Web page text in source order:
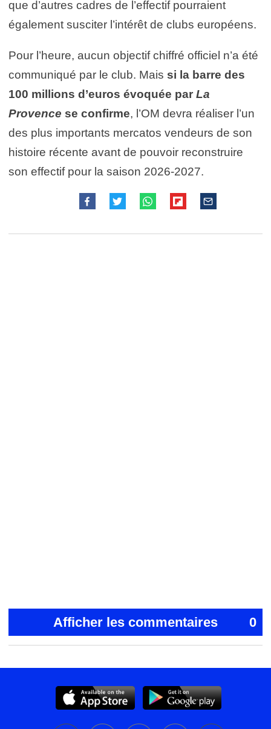
que d’autres cadres de l’effectif pourraient
également susciter l’intérêt de clubs européens.
Pour l’heure, aucun objectif chiffré officiel n’a été
communiqué par le club. Mais si la barre des
100 millions d’euros évoquée par La
Provence se confirme, l’OM devra réaliser l’un
des plus importants mercatos vendeurs de son
histoire récente avant de pouvoir reconstruire
son effectif pour la saison 2026-2027.
Afficher les commentaires 0